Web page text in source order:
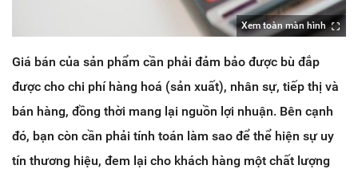
Xem toàn màn hình
Giá bán của sản phẩm cần phải đảm bảo được bù đắp
được cho chi phí hàng hoá (sản xuất), nhân sự, tiếp thị và
bán hàng, đồng thời mang lại nguồn lợi nhuận. Bên cạnh
đó, bạn còn cần phải tính toán làm sao để thể hiện sự uy
tín thương hiệu, đem lại cho khách hàng một chất lượng